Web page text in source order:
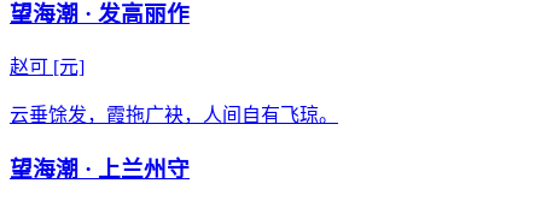
望海潮 · 发高丽作
赵可 [元]
云垂馀发，霞拖广袂，人间自有飞琼。
望海潮 · 上兰州守